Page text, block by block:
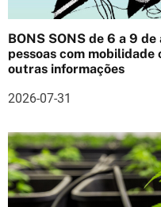
d
e
a
r
t
i
BONS SONS de 6 a 9
pessoas com mobilidade
outras informações
2026-07-31